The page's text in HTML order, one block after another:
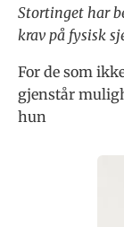
Stortinget har
krav på fysisk
For de som
gjenstår
hun